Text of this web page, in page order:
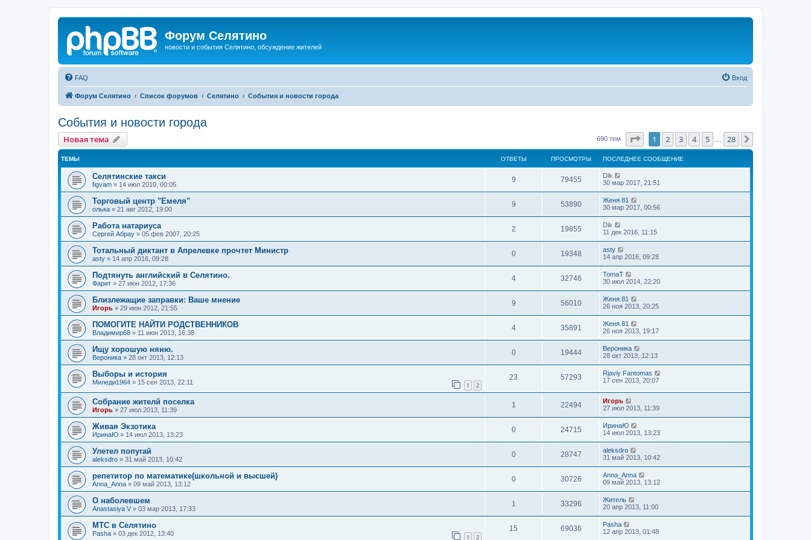
Форум Селятино
новости и события Селятино, обсуждение жителей
FAQ Вход
Форум Селятино Список форумов Селятино События и новости города
События и новости города
Новая тема 690 тем Страница1 из 28
1 2 3 4 5 28
ТЕМЫ ОТВЕТЫ ПРОСМОТРЫ ПОСЛЕДНЕЕ СООБЩЕНИЕ
Селятинские такси
figvam » 14 июл 2010, 00:05
9 79455
Dik
30 мар 2017, 21:51
Торговый центр "Емеля"
олька » 21 авг 2012, 19:00
9 53890
Женя.81
30 мар 2017, 00:56
Работа натариуса
Сергей Абрау » 05 фев 2007, 20:25
2 19855
Dik
11 дек 2016, 11:15
Тотальный диктант в Апрелевке прочтет Министр
asty » 14 апр 2016, 09:28
0 19348
asty
14 апр 2016, 09:28
Подтянуть английский в Селятино.
Фарит » 27 июн 2012, 17:36
4 32746
TomaT
30 июл 2014, 22:20
Близлежащие заправки: Ваше мнение
Игорь » 29 июн 2012, 21:55
9 56010
Женя.81
26 ноя 2013, 20:25
ПОМОГИТЕ НАЙТИ РОДСТВЕННИКОВ
Владимир68 » 11 июн 2013, 16:38
4 35891
Женя.81
26 ноя 2013, 19:17
Ищу хорошую няню.
Вероника » 28 окт 2013, 12:13
0 19444
Вероника
28 окт 2013, 12:13
Выборы и история
Миледи1964 » 15 сен 2013, 22:11 1 2
23 57293
Rjaviy Fantomas
17 сен 2013, 20:07
Собрание жителй поселка
Игорь » 27 июл 2013, 11:39
1 22494
Игорь
27 июл 2013, 11:39
Живая Экзотика
ИринаЮ » 14 июл 2013, 13:23
0 24715
ИринаЮ
14 июл 2013, 13:23
Улетел попугай
aleksdro » 31 май 2013, 10:42
0 28747
aleksdro
31 май 2013, 10:42
репетитор по математике(школьной и высшей)
Anna_Anna » 09 май 2013, 13:12
0 30726
Anna_Anna
09 май 2013, 13:12
О наболевшем
Anastasiya V » 03 мар 2013, 17:33
1 33296
Житель
20 апр 2013, 11:00
МТС в Селятино
Pasha » 03 дек 2012, 13:40 1 2
15 69036
Pasha
12 апр 2013, 01:48